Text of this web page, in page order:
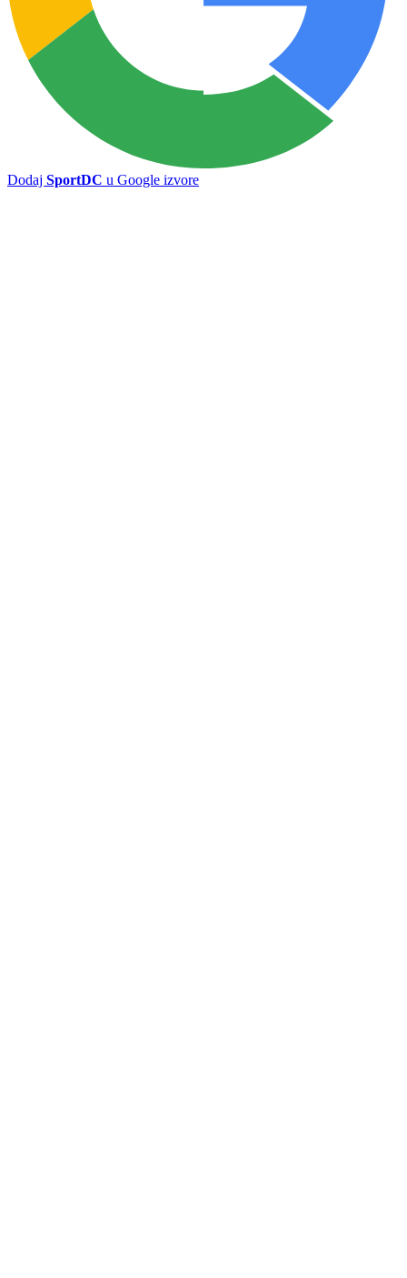
KRAJ | Bilbijin pogodak
poništen, Zrinjski ipak slavio
Zrinjski pobjedom nad
povratnikom u elitu otvorio
sezonu: Čelik pružio snažan
otpor Pod Bijelim brijegom
Preporučuje ContentExchange